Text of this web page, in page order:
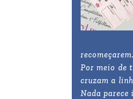
recomeçarem.
Por meio de
cruzam a
Nada parece